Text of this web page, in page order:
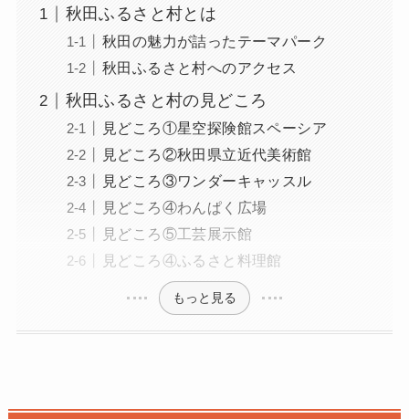
秋田ふるさと村とは
秋田の魅力が詰ったテーマパーク
秋田ふるさと村へのアクセス
秋田ふるさと村の見どころ
見どころ①星空探険館スペーシア
見どころ②秋田県立近代美術館
見どころ③ワンダーキャッスル
見どころ④わんぱく広場
見どころ⑤工芸展示館
見どころ④ふるさと料理館
もっと見る